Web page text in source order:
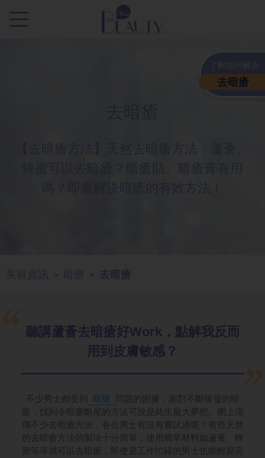
去暗瘡
> >
聽講蘆薈去暗瘡好Work，點解我反而
用到皮膚敏感？
不少男士都受到 暗瘡
問題的困擾，面對不斷復發的暗
瘡，找到令暗瘡斷尾的方法可說是此生最大夢想。網上流
傳不少去暗瘡方法，各位男士有沒有嘗試過呢？有些天然
的去暗瘡方法的製法十分簡單，使用簡單材料如蘆薈、蜂
蜜等等就可以去暗瘡，即使是工作忙碌的男士也能輕易完